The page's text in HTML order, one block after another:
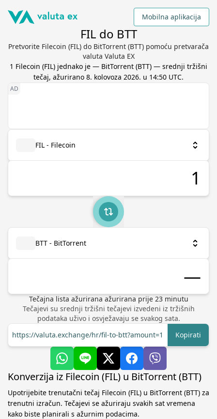
Mobilna aplikacija
FIL do BTT
Pretvorite Filecoin (FIL) do BitTorrent (BTT) pomoću pretvarača
valuta Valuta EX
1 Filecoin (FIL) jednako je — BitTorrent (BTT) — srednji tržišni
tečaj, ažurirano 8. kolovoza 2026. u 14:50 UTC.
FIL - Filecoin
BTT - BitTorrent
Tečajna lista ažurirana ažurirana prije 23minutu
Tečajevi su srednji tržišni tečajevi izvedeni iz tržišnih
podataka uživo i osvježavaju se svakog sata.
https://valuta.exchange/hr/fil-to-btt?amount=1
Kopirati
Konverzija iz Filecoin (FIL) u BitTorrent (BTT)
Upotrijebite trenutačni tečaj Filecoin (FIL) u BitTorrent (BTT) za
trenutni izračun. Tečajevi se ažuriraju svakih sat vremena
kako biste planirali s ažurnim podacima.